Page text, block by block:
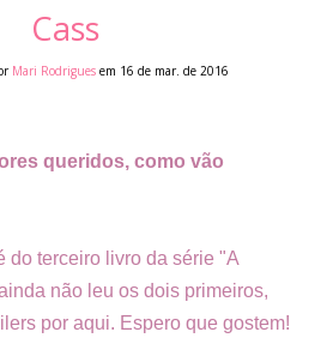
Cass
Mari Rodrigues em 16 de mar. de 2016
queridos, como vão
do terceiro livro da série "A
não leu os dois primeiros,
por aqui. Espero que gostem!